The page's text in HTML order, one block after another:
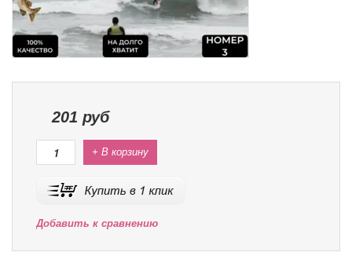
201 руб
+ В корзину
Добавить к сравнению